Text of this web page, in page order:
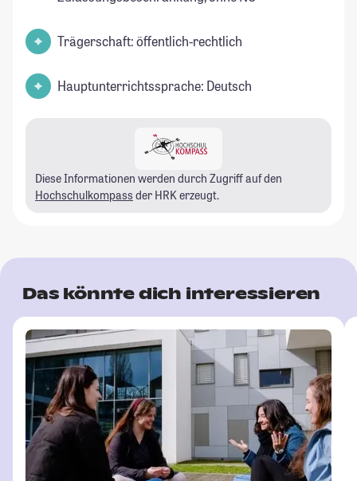
Trägerschaft: öffentlich-rechtlich
Hauptunterrichtssprache: Deutsch
Diese Informationen werden durch Zugriff auf den
Hochschulkompass der HRK erzeugt.
Das könnte dich interessieren